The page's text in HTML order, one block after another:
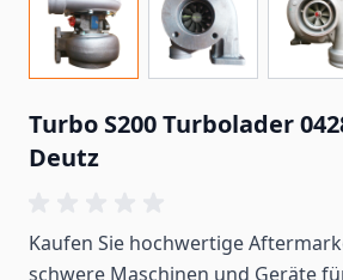
Turbo S200 Turbolader
Deutz
Kaufen Sie hochwertige
schwere Maschinen und Geräte